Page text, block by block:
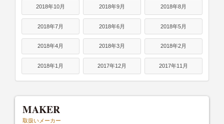
2018年10月 2018年9月 2018年8月
2018年7月 2018年6月 2018年5月
2018年4月 2018年3月 2018年2月
2018年1月 2017年12月 2017年11月
MAKER
取扱いメーカー